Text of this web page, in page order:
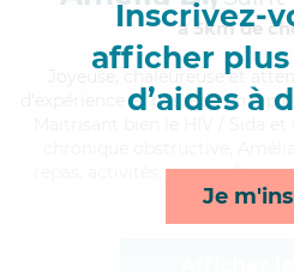
Inscrivez-
afficher
d’aides à
Je
à 5km de
, chaleureuse et
d'expérience et possède un
repas, activités, courses/